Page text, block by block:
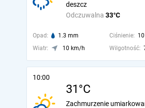
Odczuwalna 33°C
deszcz
Opad: 1.3 mm Ciśnienie:
Wiatr:
10 km/h Wilgotność:
10:00
31°C
Zachmurzenie